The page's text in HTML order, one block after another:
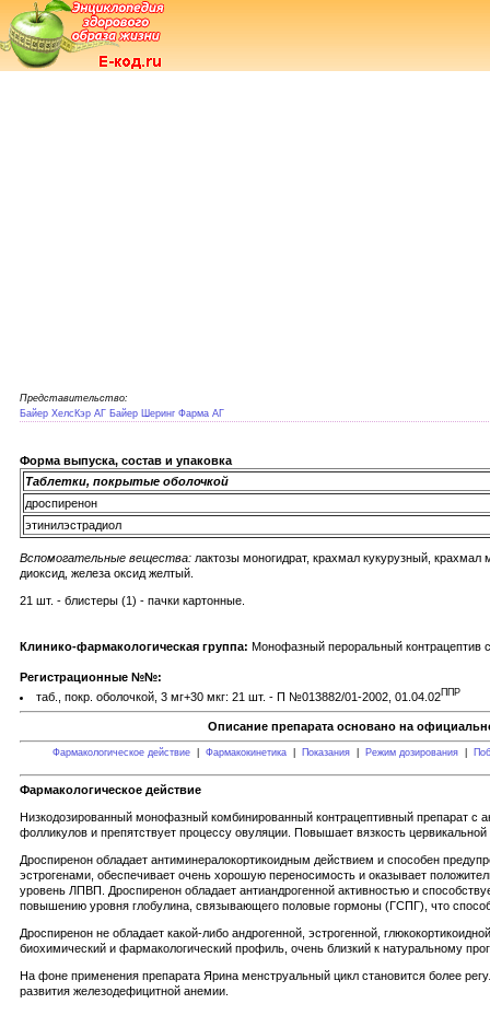
Представительство:
Байер ХелсКэр АГ Байер Шеринг Фарма АГ
Форма выпуска, состав и упаковка
Таблетки, покрытые оболочкой
дроспиренон
этинилэстрадиол
Вспомогательные вещества: лактозы моногидрат, крахмал кукурузный,
диоксид, железа оксид желтый.
21 шт. - блистеры (1) - пачки картонные.
Клинико-фармакологическая группа: Монофазный пероральный контрацептив
Регистрационные №№:
таб., покр. оболочкой, 3 мг+30 мкг: 21 шт. - П №013882/01-2002, 01.04.02ППР
Описание препарата основано на
Фармакологическое действие Фармакокинетика Показания Режим дозирования
Фармакологическое действие
Низкодозированный монофазный комбинированный контрацептивный препарат с
фолликулов и препятствует процессу овуляции. Повышает вязкость
Дроспиренон обладает антиминералокортикоидным действием и способен
эстрогенами, обеспечивает очень хорошую переносимость и оказывает
уровень ЛПВП. Дроспиренон обладает антиандрогенной активностью и
повышению уровня глобулина, связывающего половые гормоны (ГСПГ), что
Дроспиренон не обладает какой-либо андрогенной, эстрогенной,
биохимический и фармакологический профиль, очень близкий к натуральному
На фоне применения препарата Ярина менструальный цикл становится более
развития железодефицитной анемии.